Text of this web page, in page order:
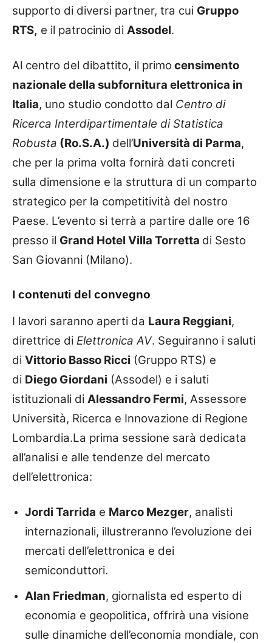
supporto di diversi partner, tra cui Gruppo
RTS, e il patrocinio di Assodel.
Al centro del dibattito, il primo censimento
nazionale della subfornitura elettronica in
Italia, uno studio condotto dal Centro di
Ricerca Interdipartimentale di Statistica
Robusta (Ro.S.A.) dell’Università di Parma,
che per la prima volta fornirà dati concreti
sulla dimensione e la struttura di un comparto
strategico per la competitività del nostro
Paese. L’evento si terrà a partire dalle ore 16
presso il Grand Hotel Villa Torretta di Sesto
San Giovanni (Milano).
I contenuti del convegno
I lavori saranno aperti da Laura Reggiani,
direttrice di Elettronica AV. Seguiranno i saluti
di Vittorio Basso Ricci (Gruppo RTS) e
di Diego Giordani (Assodel) e i saluti
istituzionali di Alessandro Fermi, Assessore
Università, Ricerca e Innovazione di Regione
Lombardia.La prima sessione sarà dedicata
all’analisi e alle tendenze del mercato
dell’elettronica:
Jordi Tarrida e Marco Mezger, analisti
internazionali, illustreranno l’evoluzione dei
mercati dell’elettronica e dei
semiconduttori.
Alan Friedman, giornalista ed esperto di
economia e geopolitica, offrirà una visione
sulle dinamiche dell’economia mondiale, con